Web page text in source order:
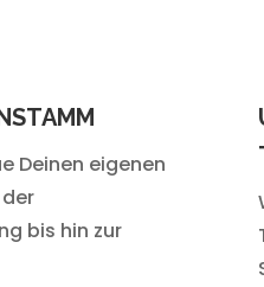
Deinen eigenen
bis hin zur